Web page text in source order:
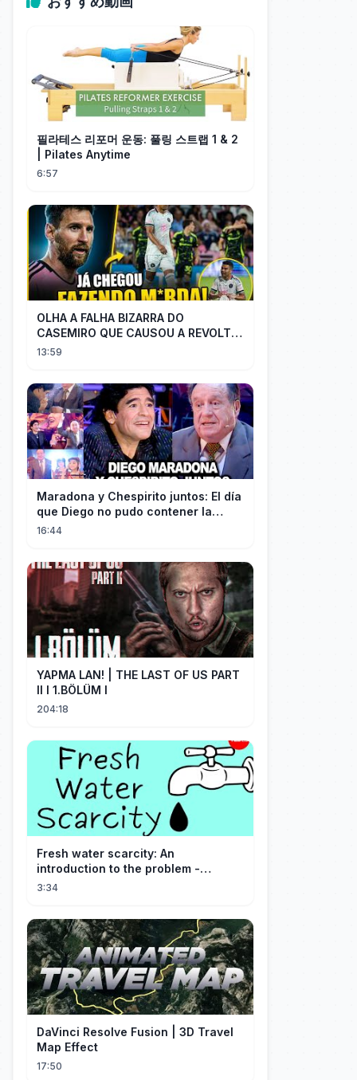
필라테스 리포머 운동: 풀링 스트랩 1 & 2
| Pilates Anytime
6:57
OLHA A FALHA BIZARRA DO
CASEMIRO QUE CAUSOU A REVOLTA
DOS TORCEDORES DO SEU NOVO
13:59
Maradona y Chespirito juntos: El día
que Diego no pudo contener la
emoción al conocer a su ídolo
16:44
YAPMA LAN! | THE LAST OF US PART
II I 1.BÖLÜM I
204:18
Fresh water scarcity: An
introduction to the problem -
Christiana Z. Peppard
3:34
DaVinci Resolve Fusion | 3D Travel
Map Effect
17:50